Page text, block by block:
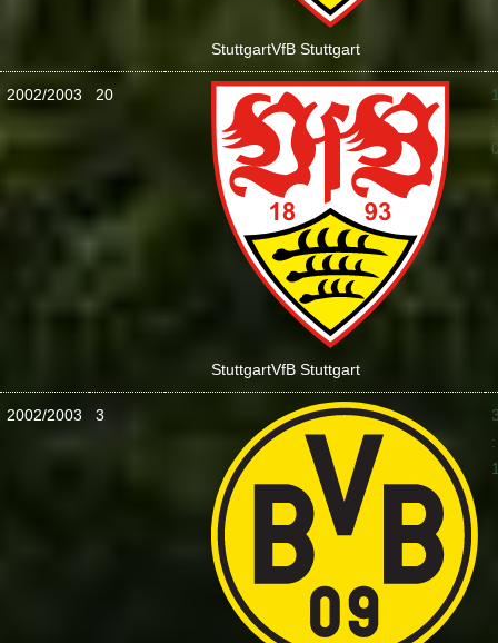
StuttgartVfB Stuttgart
2002/2003 20
StuttgartVfB Stuttgart
:
2002/2003 3
: